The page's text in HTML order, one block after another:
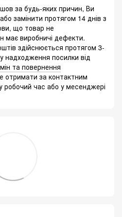
за будь-яких причин, Ви
замінити протягом 14 днів з
що товар не
має виробничі дефекти.
здійснюється протягом 3-
надходження посилки від
та повернення
отримати за контактним
робочий час або у месенджері